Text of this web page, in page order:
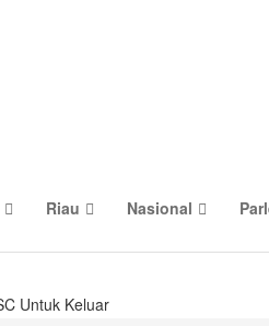
Riau Nasional
Untuk Keluar